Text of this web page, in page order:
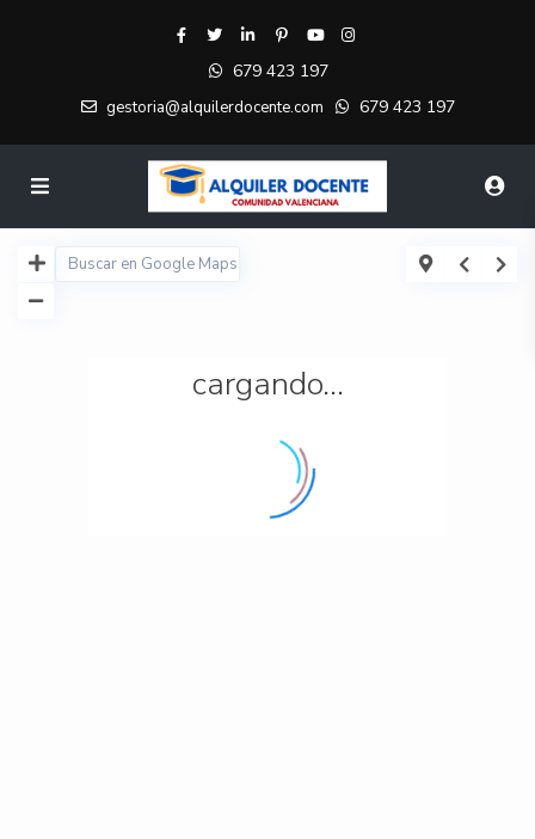
679 423 197
gestoria@alquilerdocente.com 679 423 197
cargando...